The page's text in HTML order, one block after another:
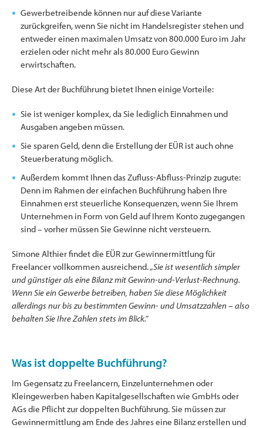
Gewerbetreibende können nur auf diese Variante
zurückgreifen, wenn Sie nicht im Handelsregister stehen und
entweder einen maximalen Umsatz von 800.000 Euro im Jahr
erzielen oder nicht mehr als 80.000 Euro Gewinn
erwirtschaften.
Diese Art der Buchführung bietet Ihnen einige Vorteile:
Sie ist weniger komplex, da Sie lediglich Einnahmen und
Ausgaben angeben müssen.
Sie sparen Geld, denn die Erstellung der EÜR ist auch ohne
Steuerberatung möglich.
Außerdem kommt Ihnen das Zufluss-Abfluss-Prinzip zugute:
Denn im Rahmen der einfachen Buchführung haben Ihre
Einnahmen erst steuerliche Konsequenzen, wenn Sie Ihrem
Unternehmen in Form von Geld auf Ihrem Konto zugegangen
sind – vorher müssen Sie Gewinne nicht versteuern.
Simone Althier findet die EÜR zur Gewinnermittlung für
Freelancer vollkommen ausreichend.„Sie ist wesentlich simpler
und günstiger als eine Bilanz mit Gewinn-und-Verlust-Rechnung.
Wenn Sie ein Gewerbe betreiben, haben Sie diese Möglichkeit
allerdings nur bis zu bestimmten Gewinn- und Umsatzzahlen – also
behalten Sie Ihre Zahlen stets im Blick.“
Was ist doppelte Buchführung?
Im Gegensatz zu Freelancern, Einzelunternehmen oder
Kleingewerben haben Kapitalgesellschaften wie GmbHs oder
AGs die Pflicht zur doppelten Buchführung. Sie müssen zur
Gewinnermittlung am Ende des Jahres eine Bilanz erstellen und